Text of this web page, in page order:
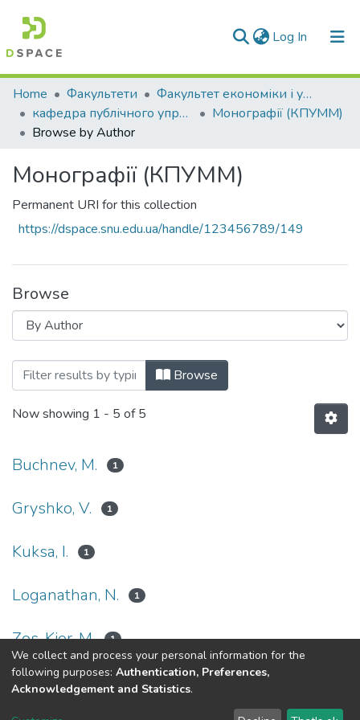
Log In (current)
Communities & Collections
All of DSpace
Home Факультети
Факультет економіки і управління
кафедра публічного управління, менеджменту та маркетингу
Монографії (КПУММ)
Browse by Author
Монографії (КПУММ)
Permanent URI for this collection
https://dspace.snu.edu.ua/handle/123456789/149
Browse
Browsing Монографії (КПУММ) by
Browse
Now showing 1 - 5 of 5
Buchnev, M. 1
Gryshko, V. 1
Kuksa, I. 1
Loganathan, N. 1
Zos-Kior, M. 1
Dspace & Volodymyr Dahl East Ukrainian National University
LYRASIS
We collect and process your personal information for the
following purposes: Authentication, Preferences,
Acknowledgement and Statistics.